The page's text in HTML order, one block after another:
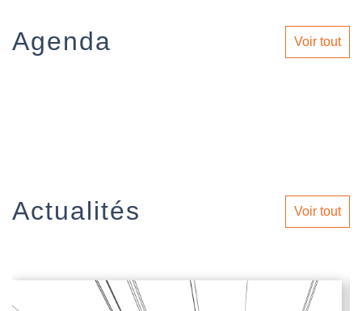
Agenda Voir tout
Actualités Voir tout